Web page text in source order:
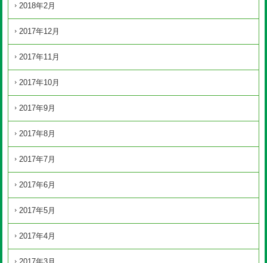
2018年2月
2017年12月
2017年11月
2017年10月
2017年9月
2017年8月
2017年7月
2017年6月
2017年5月
2017年4月